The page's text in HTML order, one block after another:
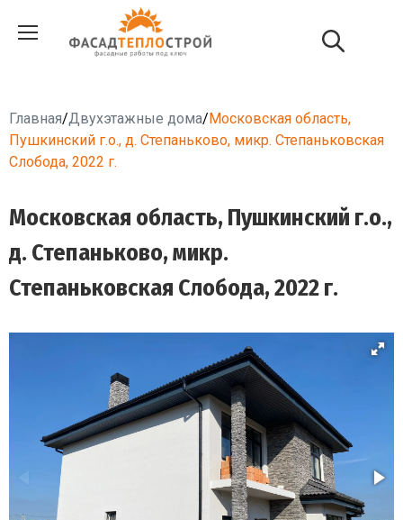
Главная/Двухэтажные дома/Московская область,
Пушкинский г.о., д. Степаньково, микр. Степаньковская
Слобода, 2022 г.
Московская область, Пушкинский г.о.,
д. Степаньково, микр.
Степаньковская Слобода, 2022 г.